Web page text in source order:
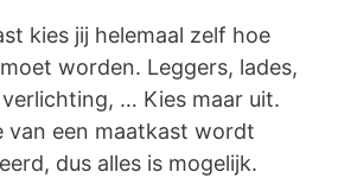
kies jij helemaal zelf hoe
worden. Leggers, lades,
… Kies maar uit.
van een maatkast wordt
dus alles is mogelijk.